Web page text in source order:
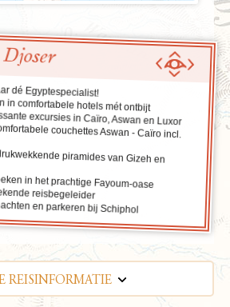
dé Egyptespecialist!
in comfortabele hotels mét ontbijt
excursies in Caïro, Aswan en Luxor
couchettes Aswan - Caïro incl.
piramides van Gizeh en
in het prachtige Fayoum-oase
reisbegeleider
en parkeren bij Schiphol
REISINFORMATIE